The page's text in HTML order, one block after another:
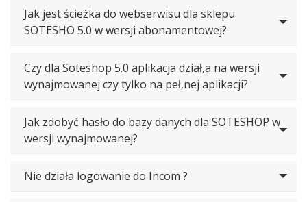
Jak jest ścieżka do webserwisu dla sklepu
SOTESHO 5.0 w wersji abonamentowej?
Czy dla Soteshop 5.0 aplikacja dział‚a na wersji
wynajmowanej czy tylko na peł‚nej aplikacji?
Jak zdobyć hasło do bazy danych dla SOTESHOP w
wersji wynajmowanej?
Nie działa logowanie do Incom ?